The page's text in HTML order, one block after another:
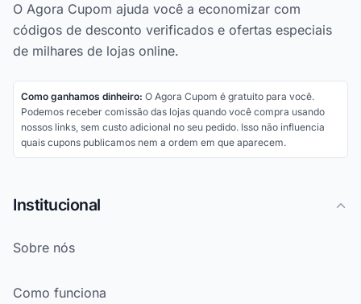
O Agora Cupom ajuda você a economizar com
códigos de desconto verificados e ofertas especiais
de milhares de lojas online.
Como ganhamos dinheiro: O Agora Cupom é gratuito para você.
Podemos receber comissão das lojas quando você compra usando
nossos links, sem custo adicional no seu pedido. Isso não influencia
quais cupons publicamos nem a ordem em que aparecem.
Institucional
Sobre nós
Como funciona